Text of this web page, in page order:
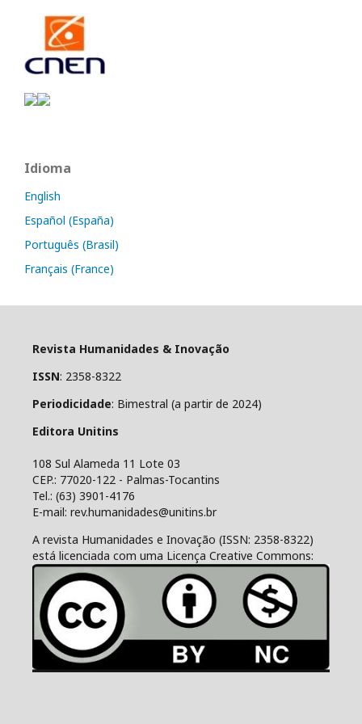
Idioma
English
Español (España)
Português (Brasil)
Français (France)
Revista Humanidades & Inovação
ISSN: 2358-8322
Periodicidade: Bimestral (a partir de 2024)
Editora Unitins
108 Sul Alameda 11 Lote 03
CEP.: 77020-122 - Palmas-Tocantins
Tel.: (63) 3901-4176
E-mail: rev.humanidades@unitins.br
A revista Humanidades e Inovação (ISSN: 2358-8322)
está licenciada com uma Licença Creative Commons: